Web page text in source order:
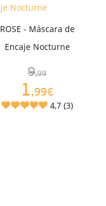
ROSE - Máscara de
Encaje Nocturne
9,99
1,99€
4,7 (3)